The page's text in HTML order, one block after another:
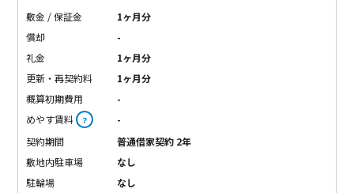
敷金 / 保証金
1ヶ月分
償却
-
礼金
1ヶ月分
更新・再契約料
1ヶ月分
概算初期費用
-
めやす賃料 ？
-
契約期間
普通借家契約 2年
敷地内駐車場
なし
駐輪場
なし